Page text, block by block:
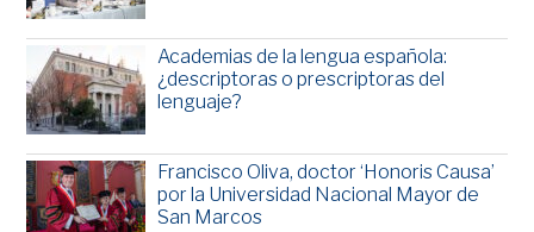
Academias de la lengua española:
¿descriptoras o prescriptoras del
lenguaje?
Francisco Oliva, doctor ‘Honoris Causa’
por la Universidad Nacional Mayor de
San Marcos